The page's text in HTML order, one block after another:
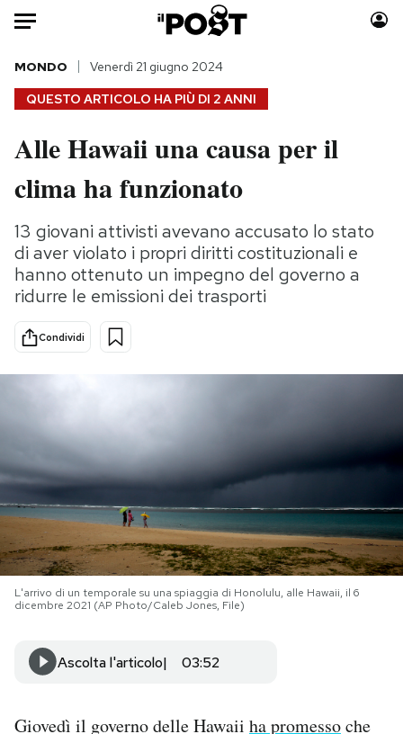
Auto
HOME
Italia
Politica
Tecnologia
Internet
Scienza
Cultura
Economia
Moda
Consumismi
Storie/Idee
Ok Boomer!
Media
Europa
PODCAST
NEWSLETTER
I MIEI PREFERITI
CALENDARIO
QUESTO ARTICOLO HA PIÙ DI 2 ANNI
MONDO Venerdì 21 giugno 2024
Alle Hawaii una causa per il
clima ha funzionato
13 giovani attivisti avevano accusato lo stato
di aver violato i propri diritti costituzionali e
hanno ottenuto un impegno del governo a
ridurre le emissioni dei trasporti
Condividi
L'arrivo di un temporale su una spiaggia di Honolulu, alle Hawaii, il 6
dicembre 2021 (AP Photo/Caleb Jones, File)
Ascolta l'articolo 03:52
Giovedì il governo delle Hawaii ha promessoche